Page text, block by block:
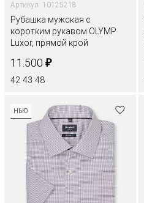
Артикул: 10125218
Рубашка мужская с
коротким рукавом OLYMP
Luxor, прямой крой
11.500 ₽
42 43 48
НЬЮ